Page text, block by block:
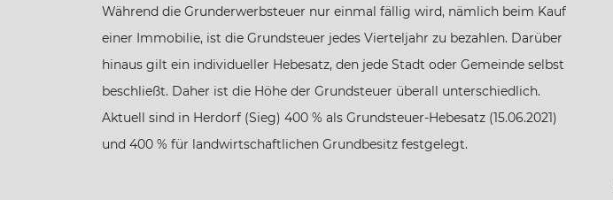
Berlin
Brandenburg
Bremen
Während die Grunderwerbsteuer nur einmal fällig wird, nämlich beim Kauf
einer Immobilie, ist die Grundsteuer jedes Vierteljahr zu bezahlen. Darüber
hinaus gilt ein individueller Hebesatz, den jede Stadt oder Gemeinde selbst
beschließt. Daher ist die Höhe der Grundsteuer überall unterschiedlich.
Aktuell sind in Herdorf (Sieg) 400 % als Grundsteuer-Hebesatz (15.06.2021)
und 400 % für landwirtschaftlichen Grundbesitz festgelegt.